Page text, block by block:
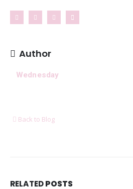
Author
Wednesday
Back to Blog
RELATEDPOSTS
Ženské košele a blúzky na
tvorbe filmu jednoducho
6. januára 2026
6. januára 2026